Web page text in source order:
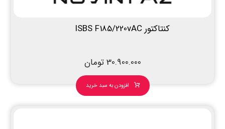
کنتاکتور ISBS F185/220vAC
30.900.000 تومان
افزودن به سبد خرید